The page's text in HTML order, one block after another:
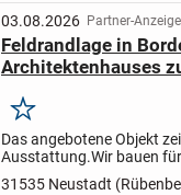
03.08.2026 Partner-Anzeige
Feldrandlage in
Architektenhauses
Merken
Das angebotene Objekt
Ausstattung.Wir bauen
auf Stein. Grundsolide.
-
31535 Neustadt